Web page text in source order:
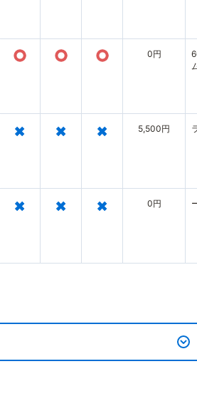
○ ○ ○ 0円
× × × 5,500円
× × × 0円